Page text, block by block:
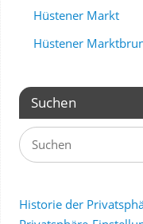
Hüstener Markt
Hüstener
Suchen
Historie der